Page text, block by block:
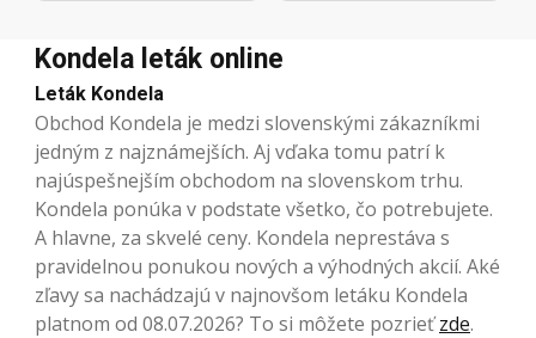
Kondela leták online
Leták Kondela
Obchod Kondela je medzi slovenskými zákazníkmi
jedným z najznámejších. Aj vďaka tomu patrí k
najúspešnejším obchodom na slovenskom trhu.
Kondela ponúka v podstate všetko, čo potrebujete.
A hlavne, za skvelé ceny. Kondela neprestáva s
pravidelnou ponukou nových a výhodných akcií. Aké
zľavy sa nachádzajú v najnovšom letáku Kondela
platnom od 08.07.2026? To si môžete pozrieťzde.